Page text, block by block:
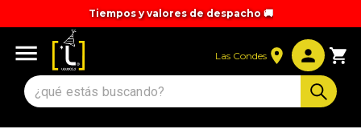
Tiempos y valores de despacho 🚚
Las Condes